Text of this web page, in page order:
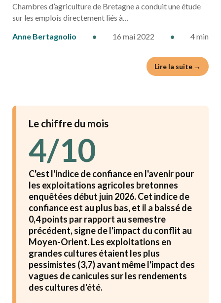
Chambres d’agriculture de Bretagne a conduit une étude
sur les emplois directement liés à…
Anne Bertagnolio
• 16 mai 2022 • 4 min
Lire la suite →
Le chiffre du mois
4/10
C'est l'indice de confiance en l'avenir pour
les exploitations agricoles bretonnes
enquêtées début juin 2026. Cet indice de
confiance est au plus bas, et il a baissé de
0,4 points par rapport au semestre
précédent, signe de l'impact du conflit au
Moyen-Orient. Les exploitations en
grandes cultures étaient les plus
pessimistes (3,7) avant même l'impact des
vagues de canicules sur les rendements
des cultures d'été.